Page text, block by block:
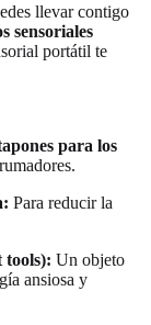
llevar contigo
sensoriales
portátil te
para los
Para reducir la
tools): Un objeto
ansiosa y